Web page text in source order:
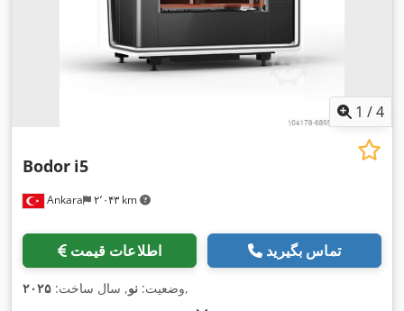
1 /4
Ankara ۲٬۰۴۳ km
Bodor i5
اطلاعات قیمت تماس بگیرید
وضعیت: نو, سال ساخت: ۲۰۲۵ ,